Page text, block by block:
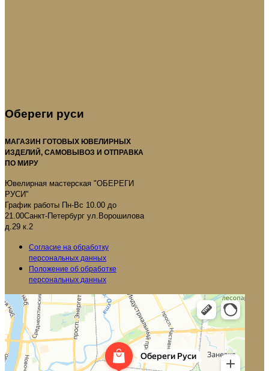
Обереги руси
МАГАЗИН ГОТОВЫХ ЮВЕЛИРНЫХ
ИЗДЕЛИЙ, САМОВЫВОЗ И ОТПРАВКА
ПО МИРУ
Ювелирная мастерская "ОБЕРЕГИ
РУСИ"
График работы Пн-Вс 10.00 до
21.00Санкт-Петербург ул.Ворошилова
д.29 к.2
Согласие на обработку
персональных данных
Положение об обработке
персональных данных